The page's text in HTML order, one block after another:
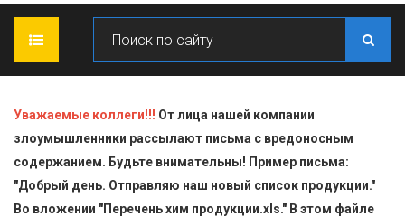
О КОМПАНИИ
ПРОДУКЦИЯ
Уважаемые коллеги!!! От лица нашей компании
злоумышленники рассылают письма с вредоносным
содержанием. Будьте внимательны! Пример письма:
"Добрый день. Отправляю наш новый список продукции."
Во вложении "Перечень хим продукции.xls." В этом файле